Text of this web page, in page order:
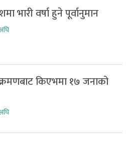
भारी वर्षा हुने पूर्वानुमान
किएभमा १७ जनाको